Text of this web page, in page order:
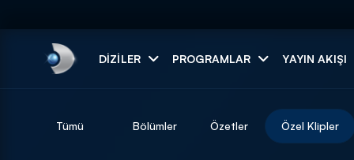
DIZILER PROGRAMLAR YAYIN AKIŞI
ARAMA SONUÇLARI
Tümü Bölümler Özetler Özel Klipler